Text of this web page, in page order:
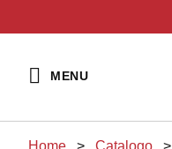
contenuto
MENU
Home > Catalogo >